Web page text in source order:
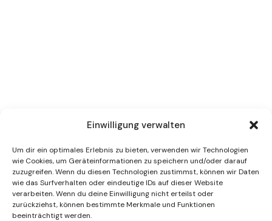
Einwilligung verwalten
Um dir ein optimales Erlebnis zu bieten, verwenden wir Technologien
wie Cookies, um Geräteinformationen zu speichern und/oder darauf
zuzugreifen. Wenn du diesen Technologien zustimmst, können wir Daten
wie das Surfverhalten oder eindeutige IDs auf dieser Website
verarbeiten. Wenn du deine Einwilligung nicht erteilst oder
zurückziehst, können bestimmte Merkmale und Funktionen
beeinträchtigt werden.